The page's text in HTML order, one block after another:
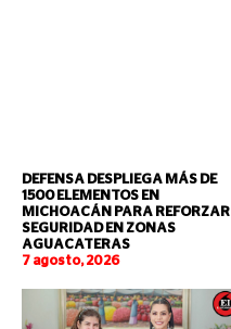
DEFENSA DESPLIEGA MÁS DE
1500 ELEMENTOS EN
MICHOACÁN PARA REFORZAR
SEGURIDAD EN ZONAS
AGUACATERAS
7 agosto, 2026